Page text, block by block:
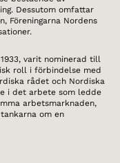
Dessutom omfattar
Föreningarna Nordens
1933, varit nominerad till
roll i förbindelse med
rådet och Nordiska
i det arbete som ledde
arbetsmarknaden,
om en